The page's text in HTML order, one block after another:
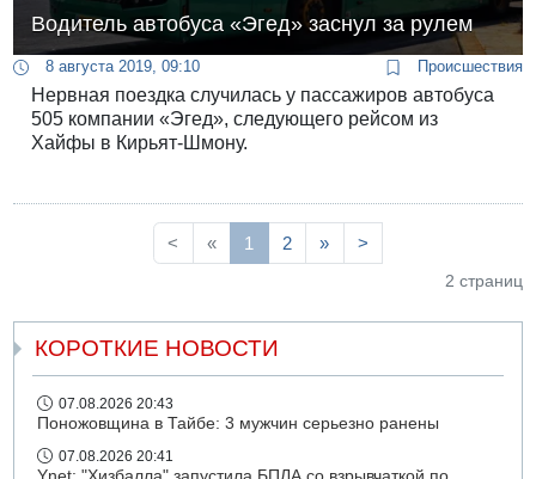
Водитель автобуса «Эгед» заснул за рулем
8 августа 2019, 09:10 Происшествия
Нервная поездка случилась у пассажиров автобуса
505 компании «Эгед», следующего рейсом из
Хайфы в Кирьят-Шмону.
< « 1 2 » >
2 страниц
КОРОТКИЕ НОВОСТИ
07.08.2026 20:43
Поножовщина в Тайбе: 3 мужчин серьезно ранены
07.08.2026 20:41